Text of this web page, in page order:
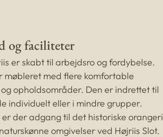
og faciliteter
er skabt til arbejdsro og fordybelse.
møbleret med flere komfortable
opholdsområder. Den er indrettet til
individuelt eller i mindre grupper.
er der adgang til det historiske orangeri
omgivelser ved Højriis Slot.